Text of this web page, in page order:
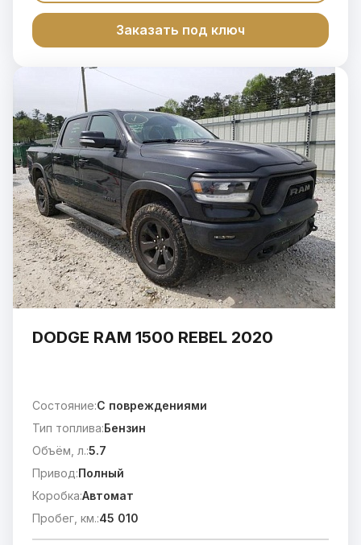
Заказать под ключ
DODGE RAM 1500 REBEL 2020
Состояние:C повреждениями
Тип топлива:Бензин
Объём, л.:5.7
Привод:Полный
Коробка:Автомат
Пробег, км.:45 010